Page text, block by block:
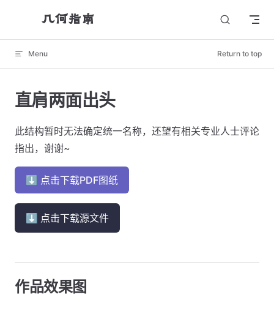
Skip to content
几何指南
Menu Return to top
直肩两面出头
此结构暂时无法确定统一名称，还望有相关专业人士评论
指出，谢谢~
⬇ 点击下载PDF图纸
⬇ 点击下载源文件
作品效果图